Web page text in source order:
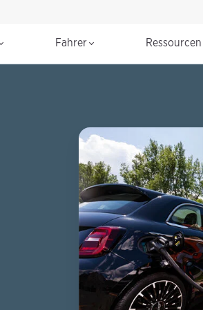
Fahrer